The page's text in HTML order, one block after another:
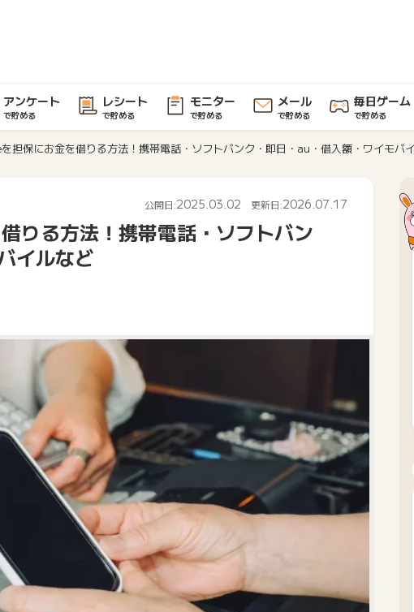
アンケート
で貯める
レシート
で貯める
モニター
で貯める
メール
で貯める
毎日ゲーム
で貯める
担保にお金を借りる方法！携帯電話・ソフトバンク・即日・au・借入額・ワイモバ
公開日:2025.03.02 更新日:2026.07.17
りる方法！携帯電話・ソフトバン
イルなど